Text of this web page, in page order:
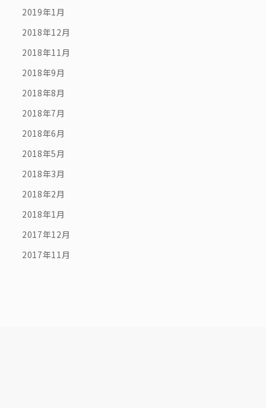
2019年1月
2018年12月
2018年11月
2018年9月
2018年8月
2018年7月
2018年6月
2018年5月
2018年3月
2018年2月
2018年1月
2017年12月
2017年11月